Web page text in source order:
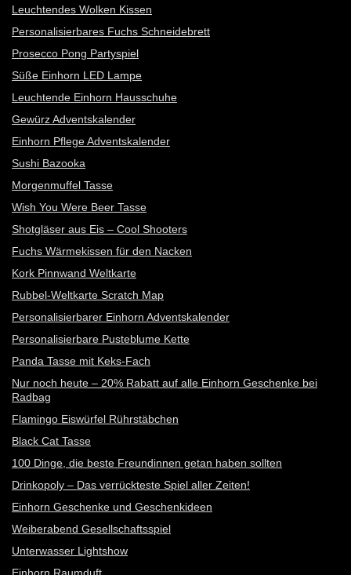
Leuchtendes Wolken Kissen
Personalisierbares Fuchs Schneidebrett
Prosecco Pong Partyspiel
Süße Einhorn LED Lampe
Leuchtende Einhorn Hausschuhe
Gewürz Adventskalender
Einhorn Pflege Adventskalender
Sushi Bazooka
Morgenmuffel Tasse
Wish You Were Beer Tasse
Shotgläser aus Eis – Cool Shooters
Fuchs Wärmekissen für den Nacken
Kork Pinnwand Weltkarte
Rubbel-Weltkarte Scratch Map
Personalisierbarer Einhorn Adventskalender
Personalisierbare Pusteblume Kette
Panda Tasse mit Keks-Fach
Nur noch heute – 20% Rabatt auf alle Einhorn Geschenke bei
Radbag
Flamingo Eiswürfel Rührstäbchen
Black Cat Tasse
100 Dinge, die beste Freundinnen getan haben sollten
Drinkopoly – Das verrückteste Spiel aller Zeiten!
Einhorn Geschenke und Geschenkideen
Weiberabend Gesellschaftsspiel
Unterwasser Lightshow